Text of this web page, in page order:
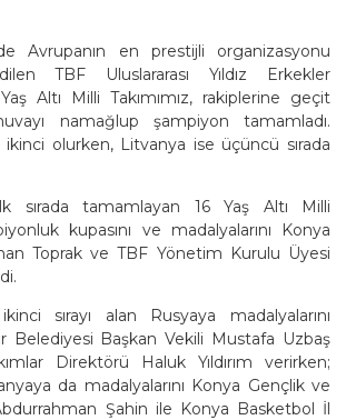
Avrupanın en prestijli organizasyonu
TBF Uluslararası Yıldız Erkekler
Yaş Altı Milli Takımımız, rakiplerine geçit
namağlup şampiyon tamamladı.
olurken, Litvanya ise üçüncü sırada
sırada tamamlayan 16 Yaş Altı Milli
kupasını ve madalyalarını Konya
Toprak ve TBF Yönetim Kurulu Üyesi
sırayı alan Rusyaya madalyalarını
Belediyesi Başkan Vekili Mustafa Uzbaş
Direktörü Haluk Yıldırım verirken;
da madalyalarını Konya Gençlik ve
Şahin ile Konya Basketbol İl